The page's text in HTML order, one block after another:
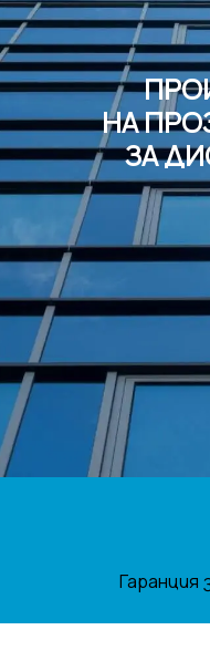
НА
ЗА
Гаранция